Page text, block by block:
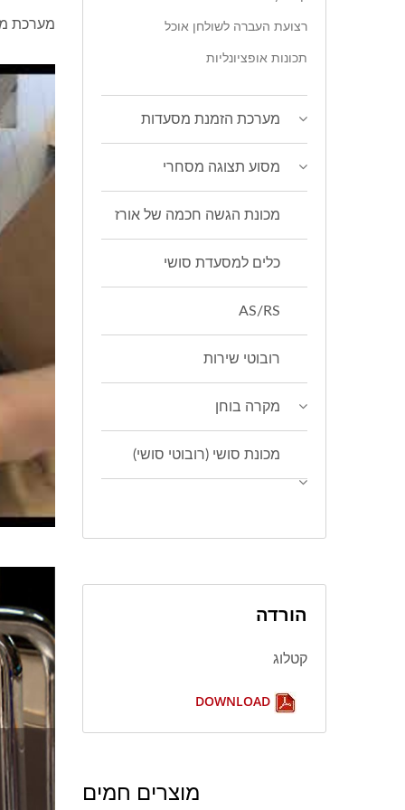
מערכת רצועת העברה לשולחן אוכל
תכונות אופציונליות
מערכת הזמנת מסעדות
מסוע תצוגה מסחרי
מכונת הגשה חכמה של אורז
כלים למסעדת סושי
AS/RS
רובוטי שירות
מקרה בוחן
מכונת סושי (רובוטי סושי)
הורדה
קטלוג
מוצרים חמים